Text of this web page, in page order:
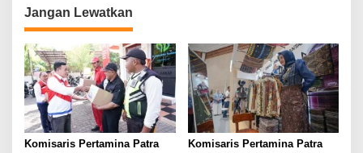
Jangan Lewatkan
Komisaris Pertamina Patra
Komisaris Pertamina Patra